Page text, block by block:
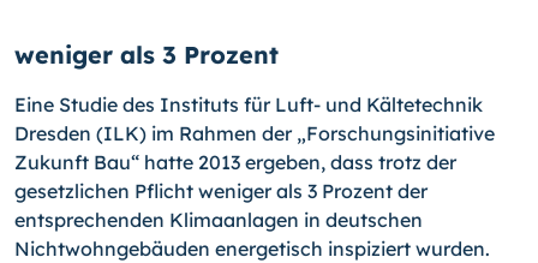
weniger als 3 Prozent
Eine Studie des Instituts für Luft- und Kältetechnik
Dresden (ILK) im Rahmen der „For­schungsinitiative
Zukunft Bau“ hatte 2013 ergeben, dass trotz der
gesetzlichen Pflicht weniger als 3 Prozent der
entsprechenden Klimaanlagen in deutschen
Nichtwohnge­bäuden energetisch inspiziert wurden.